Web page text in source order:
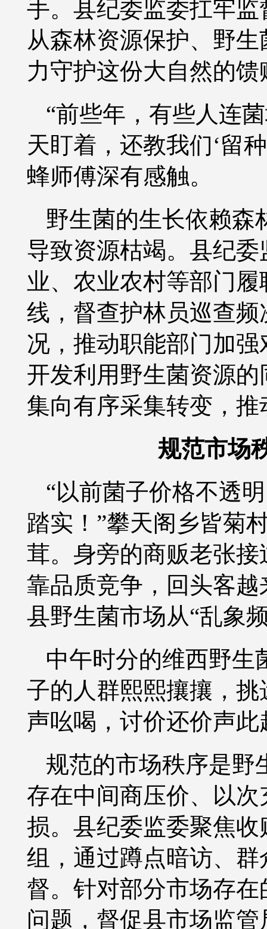
手。县纪委监委扛牢
从森林资源保护、野
力守护这份大自然的馈
“前些年，有些人连
天盯着，还教我们‘留
蜂师傅深有感触。
野生菌的生长依赖森
导致资源枯竭。县纪委
业、农业农村等部门
线，督查护林员巡查
况，推动职能部门加
开发利用野生菌资源
集向有序采集转变，
规范市场
“以前菌子价格不透
踏实！”攀天阁乡皆菊
茸。身旁的商贩老张
靠品质竞争，回头客
县野生菌市场从“乱象
中午时分的维西野生
子的人群熙熙攘攘，
声吆喝，讨价还价声
规范的市场秩序是野
存在中间商压价、 以次
损。县纪委监委聚焦
组，通过蹲点暗访、
督。针对部分市场存在
问题， 督促县市场监管